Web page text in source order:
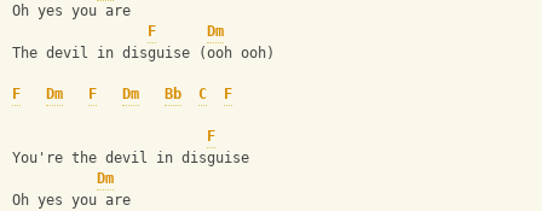
Oh yes you are
F
Dm
The devil in disguise (ooh ooh)
F Dm F Dm Bb C F
F
You're the devil in disguise
Dm
Oh yes you are